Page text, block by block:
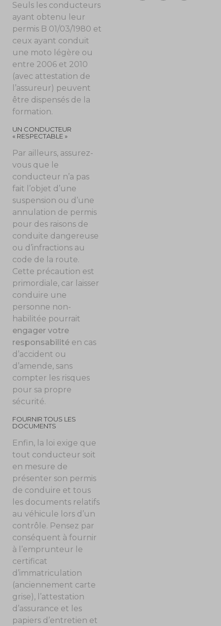
Seuls les conducteurs
ayant obtenu leur
permis B 01/03/1980 et
ceux ayant conduit
une moto légère ou
entre 2006 et 2010
(avec attestation de
l’assureur) peuvent
être dispensés de la
formation.
UN CONDUCTEUR
« RESPECTABLE »
Par ailleurs, assurez-
vous que le
conducteur n’a pas
fait l’objet d’une
suspension ou d’une
annulation de permis
pour des raisons de
conduite dangereuse
ou d’infractions au
code de la route.
Cette précaution est
primordiale, car laisser
conduire une
personne non-
habilitée pourrait
engager votre
responsabilité en cas
d’accident ou
d’amende, sans
compter les risques
pour sa propre
sécurité.
FOURNIR TOUS LES
DOCUMENTS
Enfin, la loi exige que
tout conducteur soit
en mesure de
présenter son permis
de conduire et tous
les documents relatifs
au véhicule lors d’un
contrôle. Pensez par
conséquent à fournir
à l’emprunteur le
certificat
d’immatriculation
(anciennement carte
grise), l’attestation
d’assurance et les
papiers d’entretien et